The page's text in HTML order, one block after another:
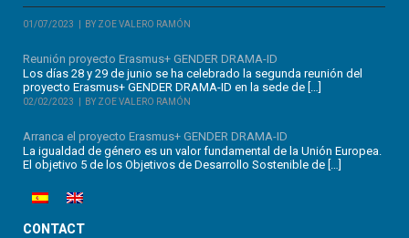
01/07/2023 BY ZOE VALERO RAMÓN
Reunión proyecto Erasmus+ GENDER DRAMA-ID
Los días 28 y 29 de junio se ha celebrado la segunda reunión del
proyecto Erasmus+ GENDER DRAMA-ID en la sede de […]
02/02/2023 BY ZOE VALERO RAMÓN
Arranca el proyecto Erasmus+ GENDER DRAMA-ID
La igualdad de género es un valor fundamental de la Unión Europea.
El objetivo 5 de los Objetivos de Desarrollo Sostenible de […]
CONTACT